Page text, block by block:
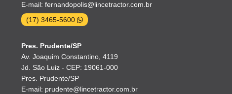
E-mail: fernandopolis@lincetractor.com.br
(17) 3465-5600
Pres. Prudente/SP
Av. Joaquim Constantino, 4119
Jd. São Luiz - CEP: 19061-000
Pres. Prudente/SP
E-mail: prudente@lincetractor.com.br